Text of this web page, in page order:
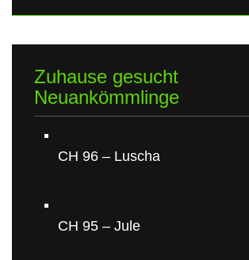
Zuhause gesucht
Neuankömmlinge
CH 96 – Luscha
CH 95 – Jule